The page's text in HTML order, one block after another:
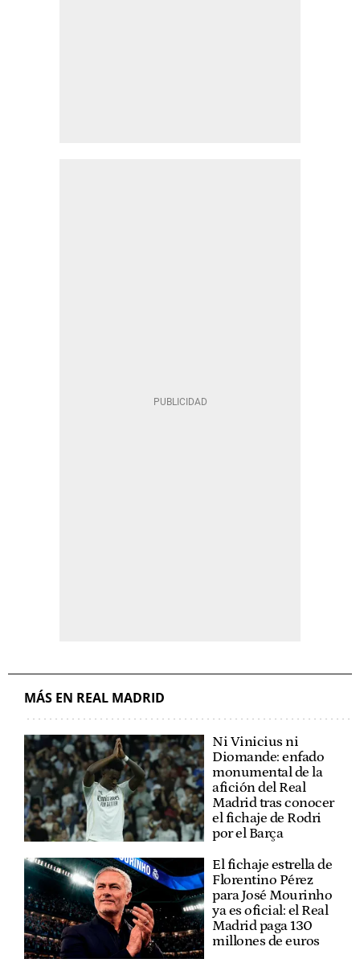
MÁS EN REAL MADRID
Ni Vinicius ni
Diomande: enfado
monumental de la
afición del Real
Madrid tras conocer
el fichaje de Rodri
por el Barça
El fichaje estrella de
Florentino Pérez
para José Mourinho
ya es oficial: el Real
Madrid paga 130
millones de euros